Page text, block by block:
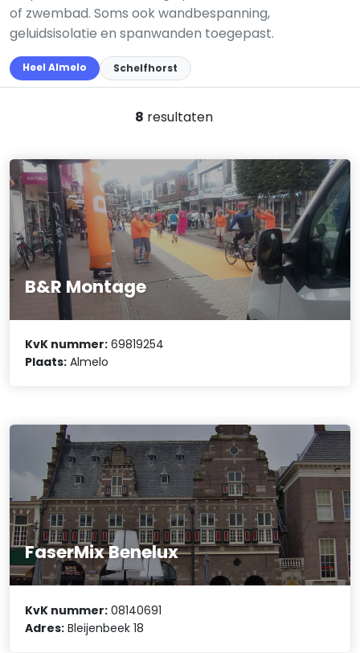
of zwembad. Soms ook wandbespanning,
geluidsisolatie en spanwanden toegepast.
Heel Almelo Schelfhorst
8 resultaten
B&R Montage
KvK nummer: 69819254
Plaats: Almelo
FaserMix Benelux
KvK nummer: 08140691
Adres: Bleijenbeek 18